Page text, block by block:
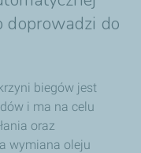
do
biegów jest
i ma na celu
oraz
wymiana oleju